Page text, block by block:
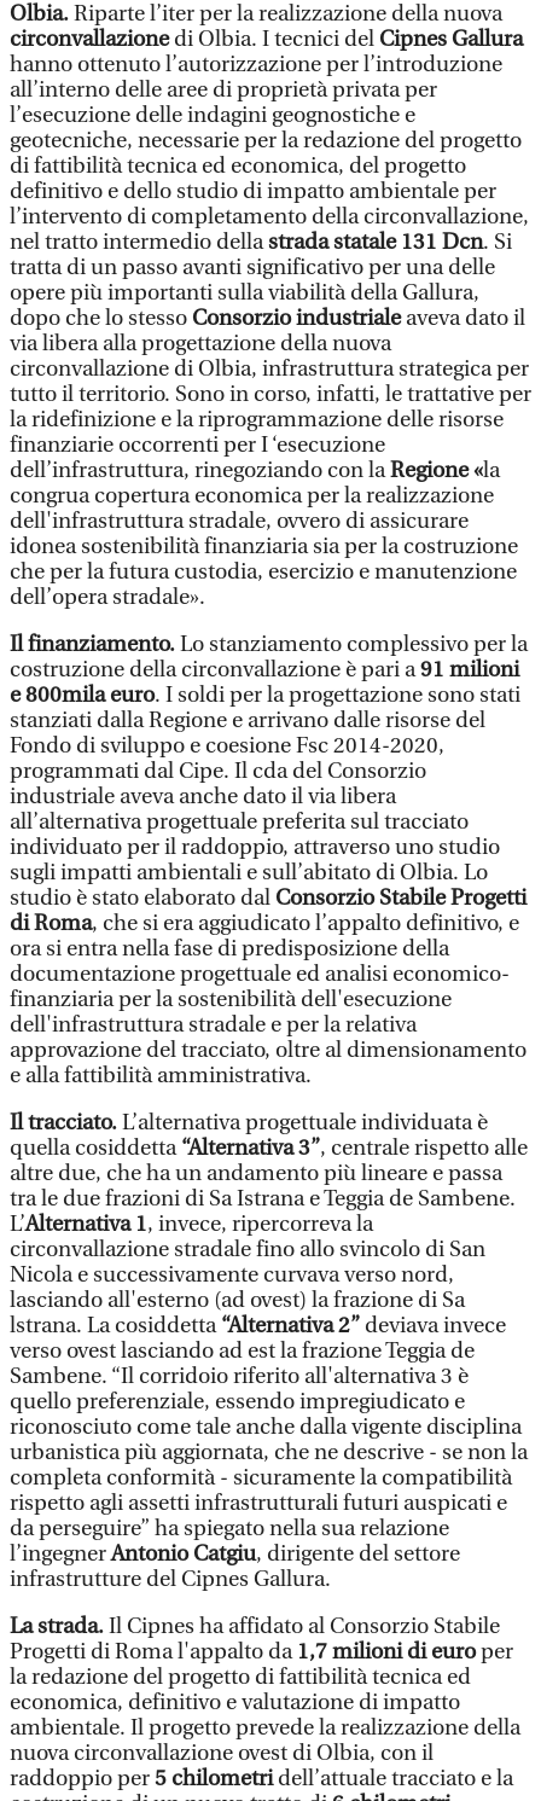
Olbia.Riparte l’iter per la realizzazione della nuova
circonvallazionedi Olbia. I tecnici del Cipnes Gallura
hanno ottenuto l’autorizzazione per l’introduzione
all’interno delle aree di proprietà privata per
l’esecuzione delle indagini geognostiche e
geotecniche, necessarie per la redazione del progetto
di fattibilità tecnica ed economica, del progetto
definitivo e dello studio di impatto ambientale per
l’intervento di completamento della circonvallazione,
nel tratto intermedio dellastrada statale 131 Dcn. Si
tratta di un passo avanti significativo per una delle
opere più importanti sulla viabilità della Gallura,
dopo che lo stesso Consorzio industrialeaveva dato il
via libera alla progettazione della nuova
circonvallazione di Olbia, infrastruttura strategica per
tutto il territorio. Sono in corso, infatti, le trattative per
la ridefinizione e la riprogrammazione delle risorse
finanziarie occorrenti per I ‘esecuzione
dell’infrastruttura, rinegoziando con laRegione «la
congrua copertura economica per la realizzazione
dell'infrastruttura stradale, ovvero di assicurare
idonea sostenibilità finanziaria sia per la costruzione
che per la futura custodia, esercizio e manutenzione
dell’opera stradale».
Il finanziamento.Lo stanziamento complessivo per la
costruzione della circonvallazione è pari a91 milioni
e 800mila euro. I soldi per la progettazione sono stati
stanziati dalla Regione e arrivano dalle risorse del
Fondo di sviluppo e coesione Fsc 2014-2020,
programmati dal Cipe. Il cda del Consorzio
industriale aveva anche dato il via libera
all’alternativa progettuale preferita sul tracciato
individuato per il raddoppio, attraverso uno studio
sugli impatti ambientali e sull’abitato di Olbia. Lo
studio è stato elaborato dal Consorzio Stabile Progetti
di Roma, che si era aggiudicato l’appalto definitivo, e
ora si entra nella fase di predisposizione della
documentazione progettuale ed analisi economico-
finanziaria per la sostenibilità dell'esecuzione
dell'infrastruttura stradale e per la relativa
approvazione del tracciato, oltre al dimensionamento
e alla fattibilità amministrativa.
Il tracciato.L’alternativa progettuale individuata è
quella cosiddetta“Alternativa 3”, centrale rispetto alle
altre due, che ha un andamento più lineare e passa
tra le due frazioni di Sa Istrana e Teggia de Sambene.
L’Alternativa 1, invece, ripercorreva la
circonvallazione stradale fino allo svincolo di San
Nicola e successivamente curvava verso nord,
lasciando all'esterno (ad ovest) la frazione di Sa
lstrana. La cosiddetta“Alternativa 2” deviava invece
verso ovest lasciando ad est la frazione Teggia de
Sambene. “Il corridoio riferito all'alternativa 3 è
quello preferenziale, essendo impregiudicato e
riconosciuto come tale anche dalla vigente disciplina
urbanistica più aggiornata, che ne descrive - se non la
completa conformità - sicuramente la compatibilità
rispetto agli assetti infrastrutturali futuri auspicati e
da perseguire” ha spiegato nella sua relazione
l’ingegnerAntonio Catgiu, dirigente del settore
infrastrutture del Cipnes Gallura.
La strada.Il Cipnes ha affidato al Consorzio Stabile
Progetti di Roma l'appalto da 1,7 milioni di europer
la redazione del progetto di fattibilità tecnica ed
economica, definitivo e valutazione di impatto
ambientale. Il progetto prevede la realizzazione della
nuova circonvallazione ovest di Olbia, con il
raddoppio per5 chilometridell’attuale tracciato e la